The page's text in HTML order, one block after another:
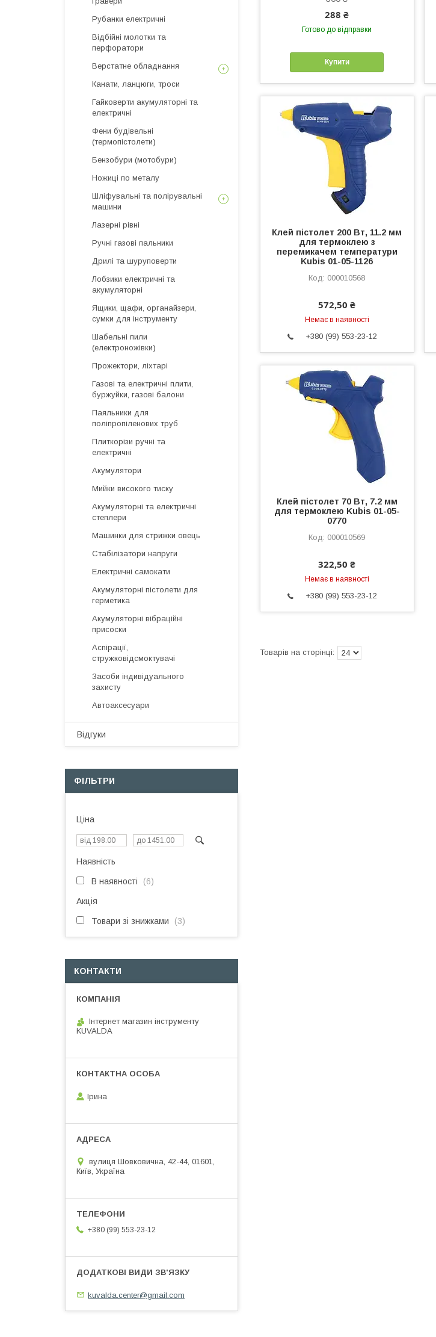
288 ₴
Готово до відправки
Купити
Клей пістолет 200 Вт, 11.2 мм
для термоклею з
перемикачем температури
Kubis 01-05-1126
000010568
572,50 ₴
Немає в наявності
+380 (99) 553-23-12
Клей пістолет 70 Вт, 7.2 мм
для термоклею Kubis 01-05-
0770
000010569
322,50 ₴
Немає в наявності
+380 (99) 553-23-12
Рубанки електричні
Відбійні молотки та
перфоратори
Верстатне обладнання
Канати, ланцюги, троси
Гайковерти акумуляторні та
електричні
Фени будівельні
(термопістолети)
Бензобури (мотобури)
Ножиці по металу
Шліфувальні та полірувальні
машини
Лазерні рівні
Ручні газові пальники
Дрилі та шуруповерти
Лобзики електричні та
акумуляторні
Ящики, щафи, органайзери,
сумки для інструменту
Шабельні пили
(електроножівки)
Прожектори, ліхтарі
Газові та електричні плити,
буржуйки, газові балони
Паяльники для
поліпропіленових труб
Плиткорізи ручні та
електричні
Акумулятори
Мийки високого тиску
Акумуляторні та електричні
степлери
Машинки для стрижки овець
Стабілізатори напруги
Електричні самокати
Акумуляторні пістолети для
герметика
Акумуляторні вібраційні
присоски
Аспірації,
стружковідсмоктувачі
Засоби індивідуального
захисту
Автоаксесуари
Відгуки
ФІЛЬТРИ
Ціна
Наявність
В наявності 6
Акція
Товари зі знижками 3
КОНТАКТИ
Інтернет магазин інструменту
KUVALDA
Ірина
вулиця Шовковична, 42-44, 01601,
Київ, Україна
+380 (99) 553-23-12
kuvalda.center@gmail.com